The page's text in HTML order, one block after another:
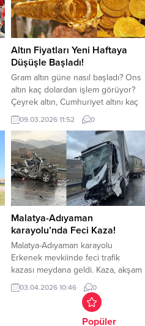
nedenle başlayan yangın, depoda
bulunan plastik ve diğer yanıcı
malzemelerin bulunması yangının
hızla büyümesine neden oldu.
Yangın ihbarının alınmasının...
Altın Fiyatları Yeni Haftaya
Düşüşle Başladı!
Gram altın güne nasıl başladı? Ons
altın kaç dolardan işlem görüyor?
Çeyrek altın, Cumhuriyet altını kaç
liradan alıcı buluyor? Altın fiyatları
haftanın ilk işlem gününe düşüşle
başladı. Dolar fiyatlarının yükselişe
geçmesi, faiz indirimine yönelik
beklentilerin azalması altın
fiyatlarının düşmesinde etkili oldu.
Küresel piyasalarda ons altın, 5.094
dolar seviyelerinde işlem
görürken,...
09.03.2026 11:52 0
Malatya-Adıyaman
karayolu’nda Feci Kaza!
Malatya-Adıyaman karayolu
Erkenek mevkiinde feci trafik
kazası meydana geldi. Kaza, akşam
saatlerinde Malatya-Adıyaman
karayolu Erkenek mevkiinde
meydana geldi. 21 yaşındaki Hacı
Eren Turşucu yönetimindeki hafif
03.04.2026 10:46 0
Popüler